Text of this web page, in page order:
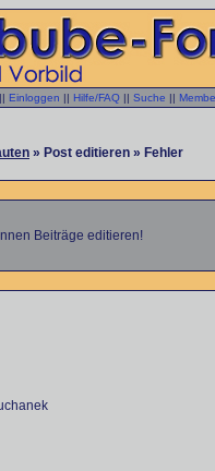
|| Einloggen || Hilfe/FAQ || Suche ||
» Post editieren » Fehler
Beiträge editieren!